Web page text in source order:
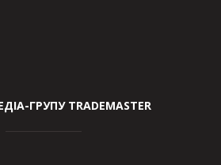
ГРУПУ TRADEMASTER